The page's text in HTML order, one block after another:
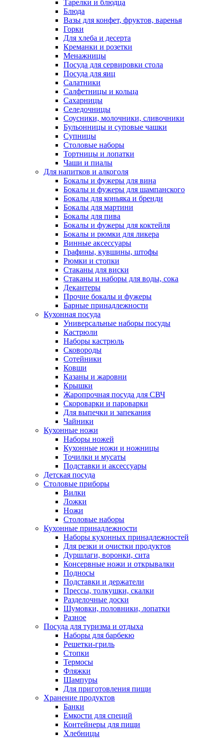
Тарелки и блюдца
Блюда
Вазы для конфет, фруктов, варенья
Горки
Для хлеба и десерта
Креманки и розетки
Менажницы
Посуда для сервировки стола
Посуда для яиц
Салатники
Салфетницы и кольца
Сахарницы
Селедочницы
Соусники, молочники, сливочники
Бульонницы и суповые чашки
Супницы
Столовые наборы
Тортницы и лопатки
Чаши и пиалы
Для напитков и алкоголя
Бокалы и фужеры для вина
Бокалы и фужеры для шампанского
Бокалы для коньяка и бренди
Бокалы для мартини
Бокалы для пива
Бокалы и фужеры для коктейля
Бокалы и рюмки для ликера
Винные аксессуары
Графины, кувшины, штофы
Рюмки и стопки
Стаканы для виски
Стаканы и наборы для воды, сока
Декантеры
Прочие бокалы и фужеры
Барные принадлежности
Кухонная посуда
Универсальные наборы посуды
Кастрюли
Наборы кастрюль
Сковороды
Сотейники
Ковши
Казаны и жаровни
Крышки
Жаропрочная посуда для СВЧ
Скороварки и пароварки
Для выпечки и запекания
Чайники
Кухонные ножи
Наборы ножей
Кухонные ножи и ножницы
Точилки и мусаты
Подставки и аксессуары
Детская посуда
Столовые приборы
Вилки
Ложки
Ножи
Столовые наборы
Кухонные принадлежности
Наборы кухонных принадлежностей
Для резки и очистки продуктов
Дуршлаги, воронки, сита
Консервные ножи и открывалки
Подносы
Подставки и держатели
Прессы, толкушки, скалки
Разделочные доски
Шумовки, половники, лопатки
Разное
Посуда для туризма и отдыха
Наборы для барбекю
Решетки-гриль
Стопки
Термосы
Фляжки
Шампуры
Для приготовления пищи
Хранение продуктов
Банки
Емкости для специй
Контейнеры для пищи
Хлебницы